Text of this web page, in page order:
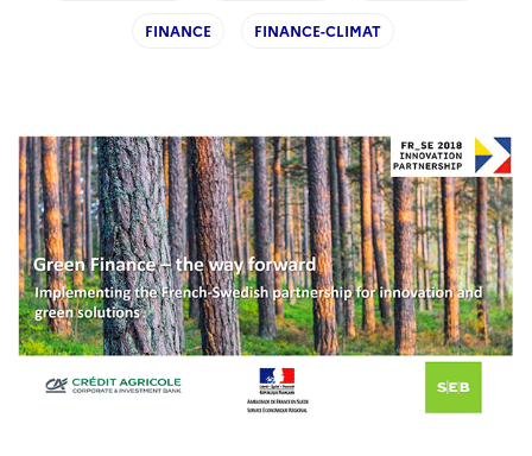
FINANCE FINANCE-CLIMAT